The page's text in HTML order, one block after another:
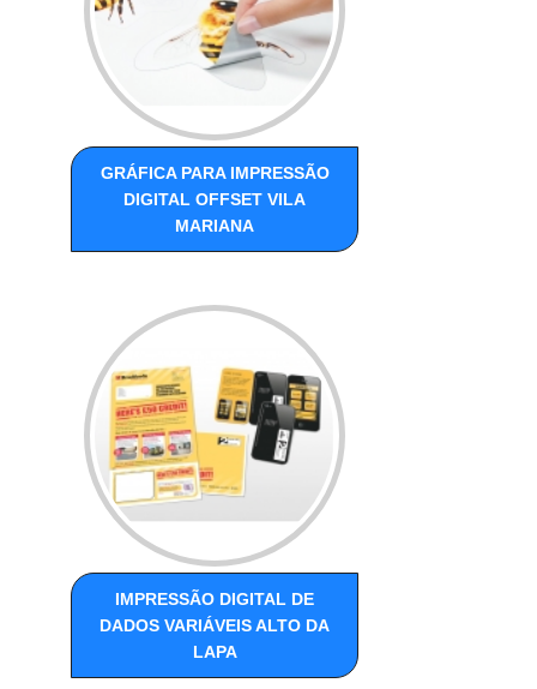
GRÁFICA PARA IMPRESSÃO
DIGITAL OFFSET VILA
MARIANA
IMPRESSÃO DIGITAL DE
DADOS VARIÁVEIS ALTO DA
LAPA